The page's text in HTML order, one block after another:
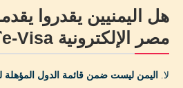
هل اليمنيين يقدروا
مصر الإلكترونية e-Visa؟
لا.
اليمن ليست ضمن قائمة الدول المؤهلة